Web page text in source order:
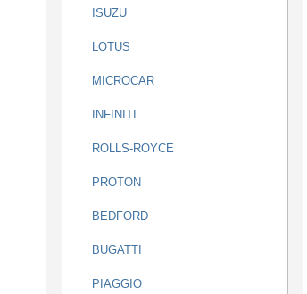
ISUZU
LOTUS
MICROCAR
INFINITI
ROLLS-ROYCE
PROTON
BEDFORD
BUGATTI
PIAGGIO